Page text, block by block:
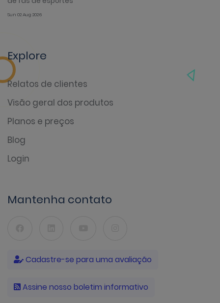
Sun 02 Aug 2026
Explore
Relatos de clientes
Visão geral dos produtos
Planos e preços
Blog
Login
Mantenha contato
Cadastre-se para uma avaliação
Assine nosso boletim informativo